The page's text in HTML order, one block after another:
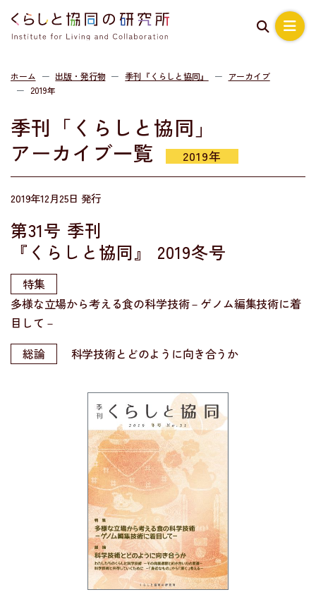
ホーム 出版・発行物 季刊『くらしと協同』
アーカイブ
2019年
季刊「くらしと協同」
アーカイブ一覧
2019年
2019年12月25日 発行
第31号 季刊
『くらしと協同』
2019冬号
特集
多様な立場から考える食の科学技術－ゲノム編集技術に着
目して－
総論
科学技術とどのように向き合うか